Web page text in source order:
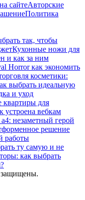
сайтеАвторские
Политика
так, чтобы
Кухонные ножи для
и как за ним
Horror как экономить
косметики:
выбрать идеальную
и уход
квартиры для
устроена вебкам
незаметный герой
решение
работы
ту самую и не
как выбрать
защищены.